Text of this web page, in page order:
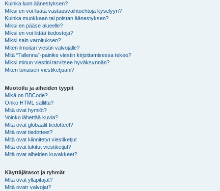
Kuinka luon äänestyksen?
Miksi en voi lisätä vastausvaihtoehtoja kyselyyn?
Kuinka muokkaan tai poistan äänestyksen?
Miksi en pääse alueelle?
Miksi en voi liittää tiedostoja?
Miksi sain varoituksen?
Miten ilmoitan viestin valvojalle?
Mitä “Tallenna”-painike viestin kirjoittamisessa tekee?
Miksi minun viestini tarvitsee hyväksynnän?
Miten tönäisen viestiketjuani?
Muotoilu ja aiheiden tyypit
Mikä on BBCode?
Onko HTML sallittu?
Mitä ovat hymiöt?
Voinko lähettää kuvia?
Mitä ovat globaalit tiedotteet?
Mitä ovat tiedotteet?
Mitä ovat kiinnitetyt viestiketjut
Mitä ovat lukitut viestiketjut?
Mitä ovat aiheiden kuvakkeet?
Käyttäjätasot ja ryhmät
Mitä ovat ylläpitäjät?
Mitä ovatr valvojat?